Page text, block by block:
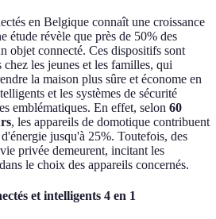
en Belgique connaît une croissance
étude révèle que près de 50% des
objet connecté. Ces dispositifs sont
les jeunes et les familles, qui
la maison plus sûre et économe en
et les systèmes de sécurité
emblématiques. En effet, selon 60
, les appareils de domotique contribuent
jusqu'à 25%. Toutefois, des
privée demeurent, incitant les
le choix des appareils concernés.
et intelligents 4 en 1